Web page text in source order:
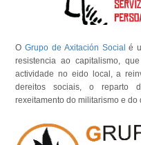
O Grupo de Axitación Social é
resistencia ao capitalismo,
actividade no eido local, a
dereitos sociais, o reparto
rexeitamento do militarismo e do